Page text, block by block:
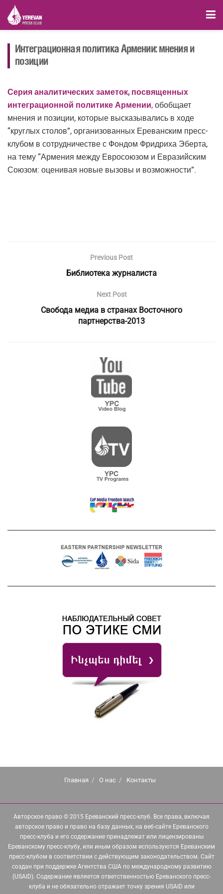
Интеграционная политика Армении: мнения и
позиции
Серия аналитических заметок, посвященных
интеграционной политике Армении, обобщает
мнения и позиции, которые высказывались в ходе
“круглых столов”, организованных Ереванcким пресс-
клубом в сотрудничестве с Фондом Фридриха Эберта,
на тему “Армения между Евросоюзом и Евразийским
Союзом: оценивая новые вызовы и возможности”.
Previous Post
Библиотека журналиста
Next Post
Свобода медиа в странах Восточного
партнерства-2013
Главная О нас Контакты
Авторское право © 2015 Ереванский пресс-клуб. Все права, включая
авторское право и право на базу данных, на веб-сайте Ереванского
пресс-клуба и его содержание принадлежат или лицензированы
Ереванскому пресс-клубу, или иным образом используются Ереванским
пресс-клубом в соответствии с действующим законодательством. Сайт
создан при поддержке Агентства США по международному развитию
(USAID). Содержание является ответственностью Ереванского пресс-
клуба и не обязательно отражает точку зрения USAID или